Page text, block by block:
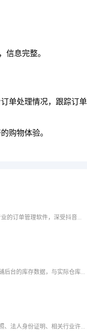
信息完整。
单处理情况，跟踪订单
购物体验。